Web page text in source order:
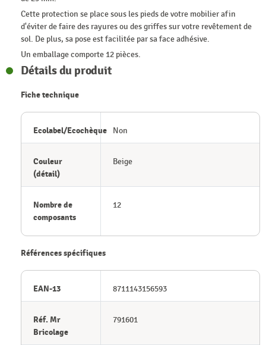
Cette protection se place sous les pieds de votre mobilier afin
d'éviter de faire des rayures ou des griffes sur votre revêtement de
sol. De plus, sa pose est facilitée par sa face adhésive.
Un emballage comporte 12 pièces.
Détails du produit
Fiche technique
Ecolabel/Ecochèque Non
Couleur
(détail)
Beige
Nombre de
composants
12
Références spécifiques
EAN-13 8711143156593
Réf. Mr
Bricolage
791601